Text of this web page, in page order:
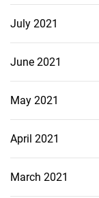
July 2021
June 2021
May 2021
April 2021
March 2021